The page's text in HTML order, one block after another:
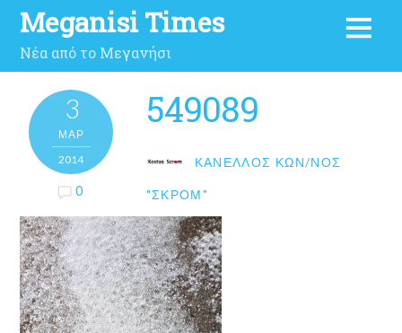
Meganisi Times
Νέα από το Μεγανήσι
3
ΜΑΡ
2014
0
549089
ΚΑΝΈΛΛΟΣ ΚΩΝ/ΝΟΣ
"ΣΚΡΟΜ"